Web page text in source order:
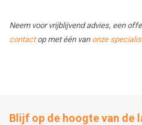
Neem voor vrijblijvend advies, een
contactop met één van onze
Blijf op de hoogte van de